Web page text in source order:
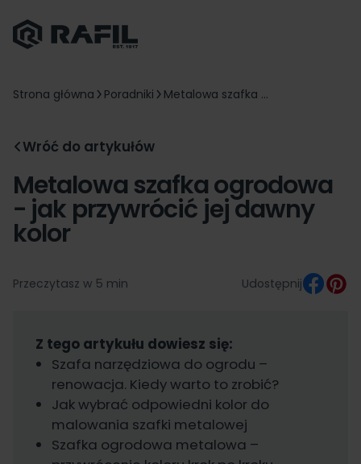
Strona główna Poradniki Metalowa szafka ...
Wróć do artykułów
Metalowa szafka ogrodowa
− jak przywrócić jej dawny
kolor
Przeczytasz w 5 min Udostępnij
Z tego artykułu dowiesz się:
Szafa narzędziowa do ogrodu –
renowacja. Kiedy warto to zrobić?
Jak wybrać odpowiedni kolor do
malowania szafki metalowej
Szafka ogrodowa metalowa –